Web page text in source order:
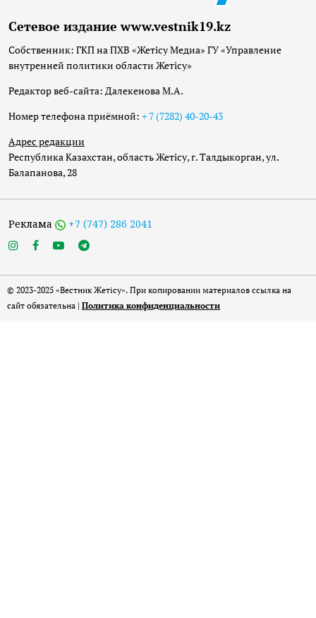
Сетевое издание www.vestnik19.kz
Собственник: ГКП на ПХВ «Жетісу Медиа» ГУ «Управление
внутренней политики области Жетісу»
Редактор веб-сайта: Далекенова М.А.
Номер телефона приёмной: + 7 (7282) 40-20-43
Адрес редакции
Республика Казахстан, область Жетісу, г. Талдыкорган, ул.
Балапанова, 28
Реклама +7 (747) 286 2041
© 2023-2025 «Вестник Жетісу». При копировании материалов ссылка на
сайт обязательна | Политика конфиденциальности